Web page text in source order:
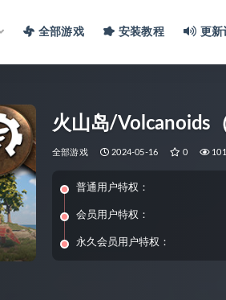
全部游戏 安装教程 更新
火山岛/Volcanoids
全部游戏 2024-05-16 0 101
普通用户特权：
会员用户特权：
永久会员用户特权：